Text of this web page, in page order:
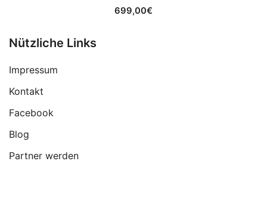
699,00€
Nützliche Links
Impressum
Kontakt
Facebook
Blog
Partner werden